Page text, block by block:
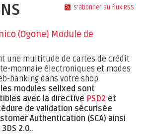
S'abonner au flux RSS
(Ogone) Module de
une multitude de cartes de crédit
monnaie électroniques et modes
banking dans votre shop
les modules sellxed sont
avec la directive PSD2 et
de validation sécurisée
Authentication (SCA) ainsi
2.0..